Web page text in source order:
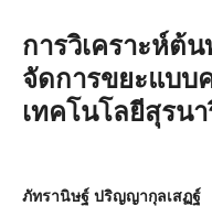
การวิเคราะห์ต้
จัดการขยะแบบ
เทคโนโลยีสุรน
ภัทรานิษฐ์ ปริญญากุลเสฏฐ์